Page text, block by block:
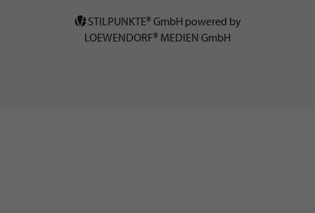
STILPUNKTE® GmbH powered by
LOEWENDORF® MEDIEN GmbH